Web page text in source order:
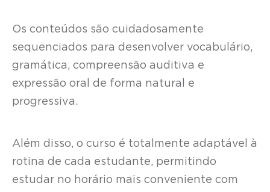
Os conteúdos são cuidadosamente
sequenciados para desenvolver vocabulário,
gramática, compreensão auditiva e
expressão oral de forma natural e
progressiva.
Além disso, o curso é totalmente adaptável à
rotina de cada estudante, permitindo
estudar no horário mais conveniente com